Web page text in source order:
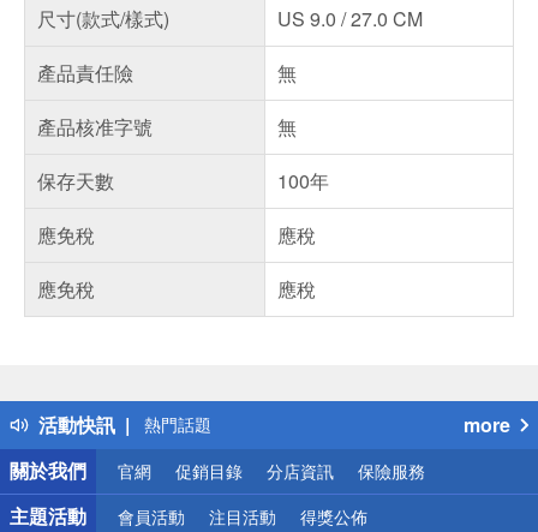
尺寸(款式/樣式)
US 9.0 / 27.0 CM
產品責任險
無
產品核准字號
無
保存天數
100年
應免稅
應稅
應免稅
應稅
活動快訊
得獎公告
熱門話題
銀行優惠
偏遠地區配送
詐騙網頁！請小心！
more
關於我們
官網 促銷目錄 分店資訊 保險服務
主題活動 會員活動 注目活動 得獎公佈